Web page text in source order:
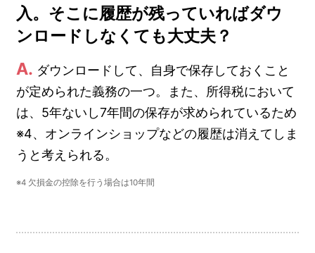
入。そこに履歴が残っていればダウ
ンロードしなくても大丈夫？
A. ダウンロードして、自身で保存しておくこと
が定められた義務の一つ。また、所得税において
は、5年ないし7年間の保存が求められているため
※4、オンラインショップなどの履歴は消えてしま
うと考えられる。
※4 欠損金の控除を行う場合は10年間